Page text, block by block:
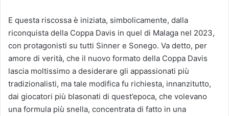
E questa riscossa è iniziata, simbolicamente, dalla
riconquista della Coppa Davis in quel di Malaga nel 2023,
con protagonisti su tutti Sinner e Sonego. Va detto, per
amore di verità, che il nuovo formato della Coppa Davis
lascia moltissimo a desiderare gli appassionati più
tradizionalisti, ma tale modifica fu richiesta, innanzitutto,
dai giocatori più blasonati di quest’epoca, che volevano
una formula più snella, concentrata di fatto in una